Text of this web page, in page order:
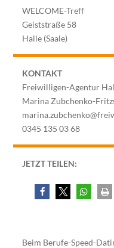
WELCOME-Treff
Geiststraße 58
Halle (Saale)
KONTAKT
Freiwilligen-Agentur
Marina Zubchenko-
0345 135 03 68
JETZT TEILEN:
Beim Berufe-Speed-